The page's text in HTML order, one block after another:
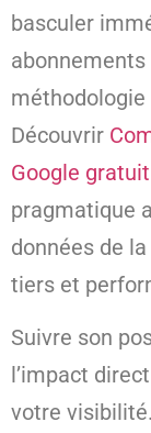
basculer
méthodologie
Découvrir
Google
pragmatique
données de
tiers et
Suivre son
l’impact
votre